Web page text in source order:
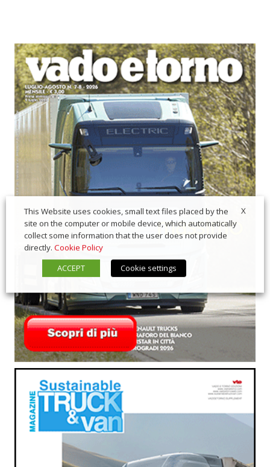
X
This Website uses cookies, small text files placed by the
site on the computer or mobile device, which automatically
collect some information that the user does not provide
directly. Cookie Policy
ACCEPT
Cookie settings